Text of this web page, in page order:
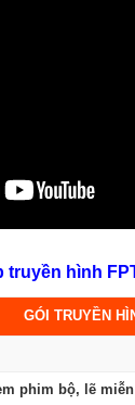
truyền hình
GÓI TRUYỀN
phim bộ, lẽ